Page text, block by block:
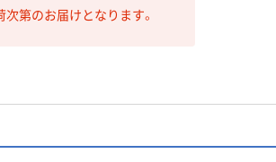
第のお届けとなります。